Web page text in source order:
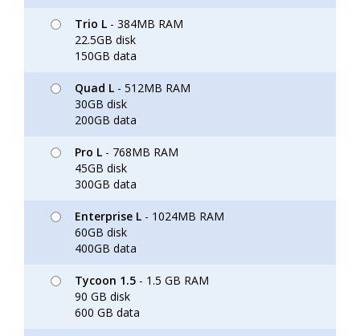
Trio L - 384MB RAM
22.5GB disk
150GB data
Quad L - 512MB RAM
30GB disk
200GB data
Pro L - 768MB RAM
45GB disk
300GB data
Enterprise L - 1024MB RAM
60GB disk
400GB data
Tycoon 1.5 - 1.5 GB RAM
90 GB disk
600 GB data